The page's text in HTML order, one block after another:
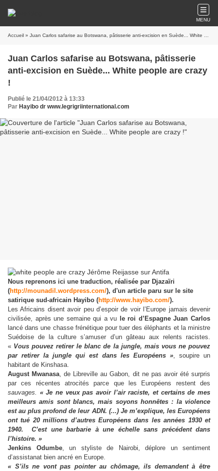
MENU
Accueil » Juan Carlos safarise au Botswana, pâtisserie anti-excision en Suède... White people are crazy !
Juan Carlos safarise au Botswana, pâtisserie
anti-excision en Suède... White people are crazy
!
Publié le 21/04/2012 à 13:33
Par Hayibo dr www.legrigriinternational.com
Nous reprenons ici une traduction, réalisée par Djazaïri
(http://mounadil.wordpress.com/), d'un article paru sur le site
satirique sud-africain Hayibo (http://www.hayibo.com/).
Les Africains disent avoir peu d’espoir de voir l’Europe jamais devenir
civilisée, après une semaine qui a vu
le roi d’Espagne Juan Carlos
lancé dans une chasse frénétique pour tuer des éléphants et la ministre
Suédoise de la culture s’amuser d’un gâteau aux relents racistes.
« Vous pouvez retirer le blanc de la jungle, mais vous ne pouvez
par retirer la jungle qui est dans les Européens », soupire un
habitant de Kinshasa.
August Mwanasa, de Libreville au Gabon, dit ne pas avoir été surpris
par ces récentes atrocités parce que les Européens restent des
sauvages. « Je ne veux pas avoir l’air raciste, et certains de mes
meilleurs amis sont blancs, mais soyons honnêtes : la violence
est au plus profond de leur ADN. (...) Je m’explique, les Européens
ont tué 20 millions d’autres Européens dans les années 1930 et
1940. C’est une barbarie à une échelle sans précédent dans
l’histoire. »
Jenkins Odumbe, un styliste de Nairobi, déplore un sentiment
d’assistanat bien ancré en Europe.
« S’ils ne vont pas pointer au chômage, ils demandent à être